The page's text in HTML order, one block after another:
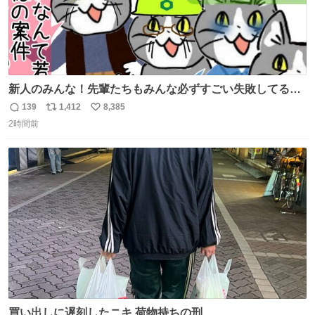
新人のみんな！先輩たちもみんな必ずすごい失敗してるか
ら、ちいさいことは気にしなくてヨシ！ #現場猫
返
信
139
リ
ト
数
1,412
い
数
8,385
2時間前